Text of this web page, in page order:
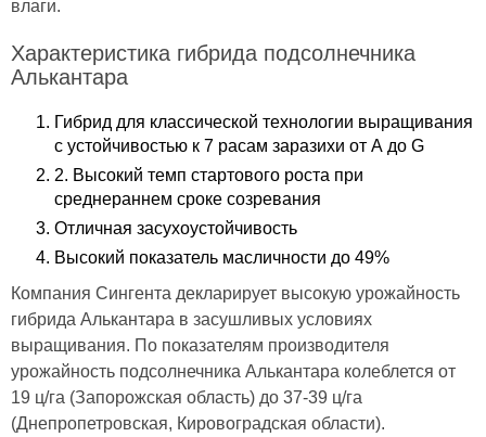
влаги.
Характеристика гибрида подсолнечника
Алькантара
Гибрид для классической технологии выращивания
с устойчивостью к 7 расам заразихи от А до G
2. Высокий темп стартового роста при
среднераннем сроке созревания
Отличная засухоустойчивость
Высокий показатель масличности до 49%
Компания Сингента декларирует высокую урожайность
гибрида Алькантара в засушливых условиях
выращивания. По показателям производителя
урожайность подсолнечника Алькантара колеблется от
19 ц/га (Запорожская область) до 37-39 ц/га
(Днепропетровская, Кировоградская области).